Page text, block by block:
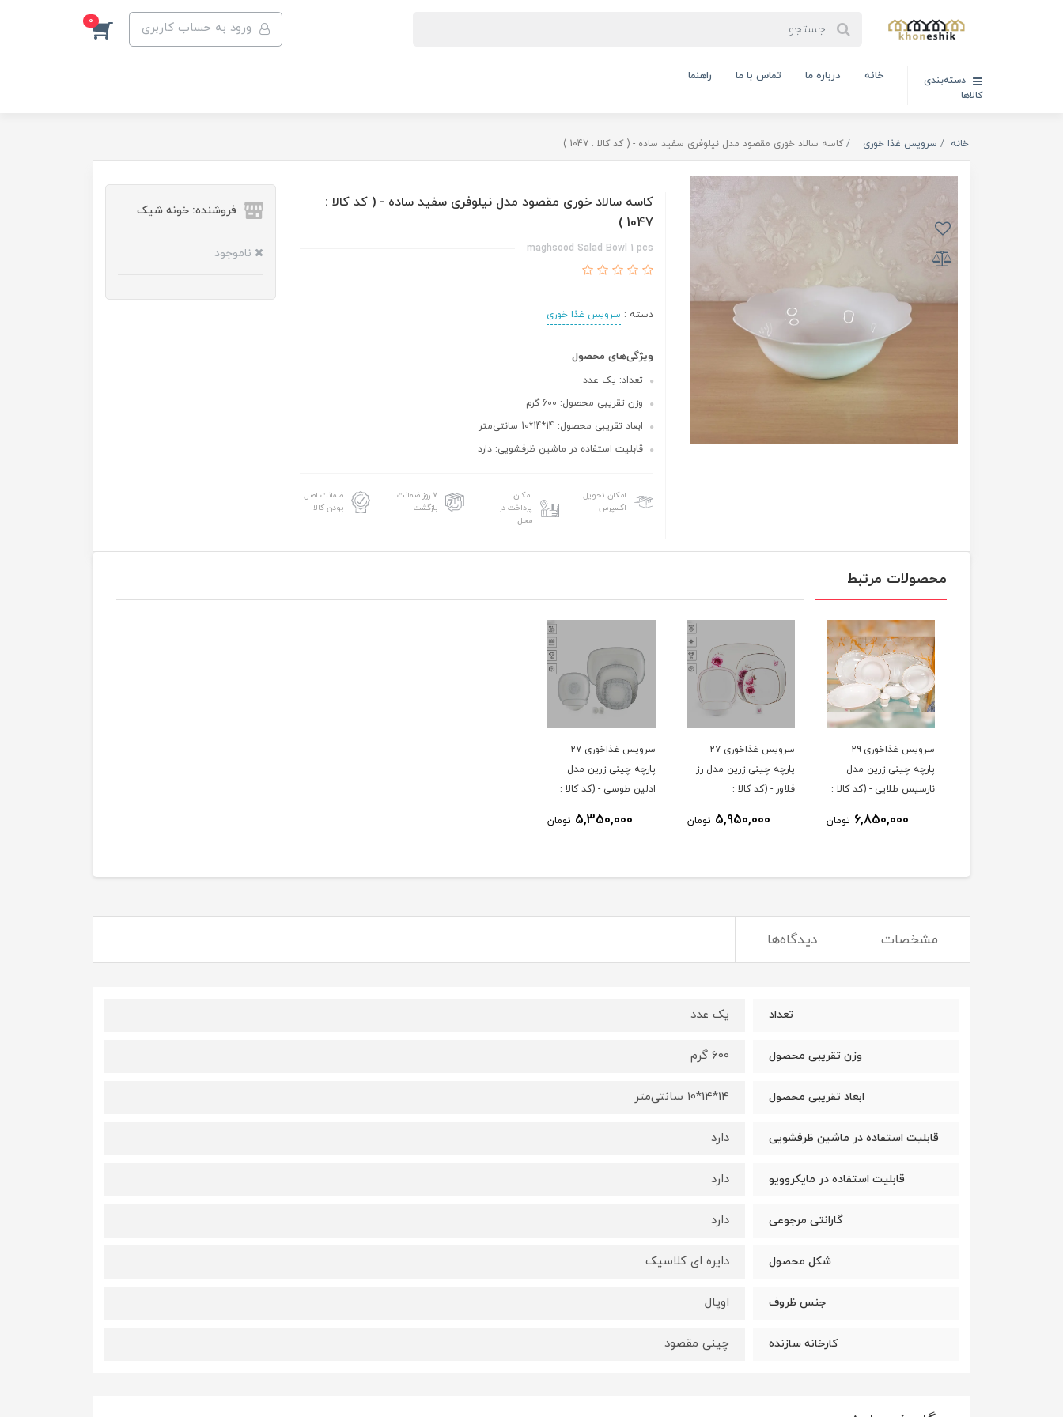
ورود به حساب کاربری 0
دسته‌بندی
کالاها
خانه درباره ما تماس با ما راهنما
خانه سرویس غذا خوری کاسه سالاد خوری مقصود مدل نیلوفری سفید ساده - ( کد کالا : 1047 )
کاسه سالاد خوری مقصود مدل نیلوفری سفید ساده - ( کد کالا :
1047 )
maghsood Salad Bowl 1 pcs
دسته : سرویس غذا خوری
ویژگی‌های محصول
تعداد: یک عدد
وزن تقریبی محصول: 600 گرم
ابعاد تقریبی محصول: 14*14*10 سانتی‌متر
قابلیت استفاده در ماشین ظرفشویی: دارد
امکان تحویل
اکسپرس
امکان
پرداخت در
محل
۷ روز ضمانت
بازگشت
ضمانت اصل
بودن کالا
فروشنده: خونه شیک
ناموجود
محصولات مرتبط
سرویس غذاخوری ۲۹
پارچه چینی زرین مدل
نارسیس طلایی - (کد کالا :
6,850,000 تومان
سرویس غذاخوری ۲۷
پارچه چینی زرین مدل رز
فلاور - (کد کالا :
5,950,000 تومان
سرویس غذاخوری ۲۷
پارچه چینی زرین مدل
ادلین طوسی - (کد کالا :
5,350,000 تومان
مشخصات دیدگاه‌ها
تعداد یک عدد
وزن تقریبی محصول 600 گرم
ابعاد تقریبی محصول 14*14*10 سانتی‌متر
قابلیت استفاده در ماشین ظرفشویی دارد
قابلیت استفاده در مایکروویو دارد
گارانتی مرجوعی دارد
شکل محصول دایره ای کلاسیک
جنس ظروف اوپال
کارخانه سازنده چینی مقصود